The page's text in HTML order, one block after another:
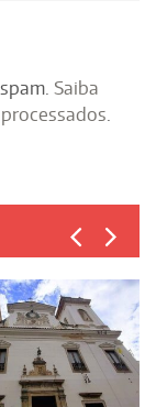
Saiba